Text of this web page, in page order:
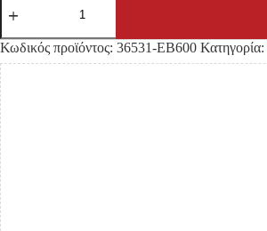
ΧΕΙΡΟΦΡΕΝΟΥ
D40
'05-
'10
4WD
YD25DDTI
2.500/
3.000cc
ΠΙΣΩ
ΑΡΙΣΤΕΡΟ
ποσότητα
Κωδικός προϊόντος: 36531-EB600 Κατηγορία: